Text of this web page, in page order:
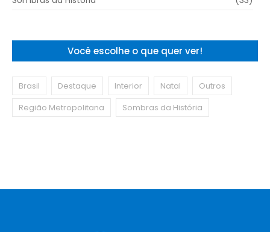
Você escolhe o que quer ver!
Brasil Destaque Interior Natal
Outros
Região Metropolitana
Sombras da História